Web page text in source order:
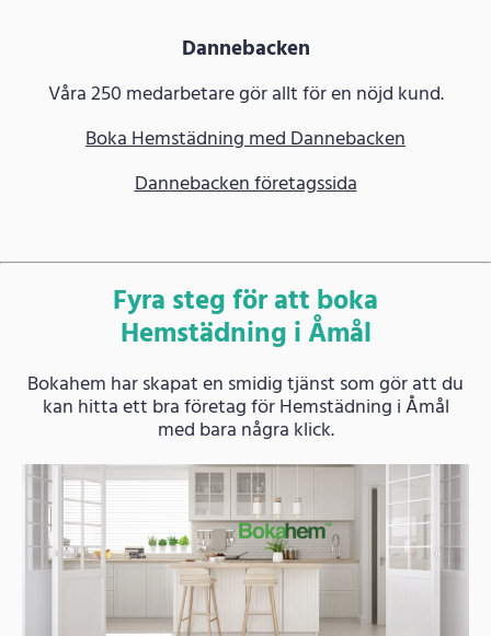
Dannebacken
Våra 250 medarbetare gör allt för en nöjd kund.
Boka Hemstädning med Dannebacken
Dannebacken företagssida
Fyra steg för att boka
Hemstädning i Åmål
Bokahem har skapat en smidig tjänst som gör att du
kan hitta ett bra företag för Hemstädning i Åmål
med bara några klick.